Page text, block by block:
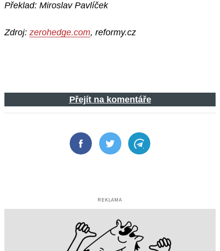
Překlad: Miroslav Pavlíček
Zdroj: zerohedge.com, reformy.cz
Přejít na komentáře
FacebookTwitter Telegram
REKLAMA